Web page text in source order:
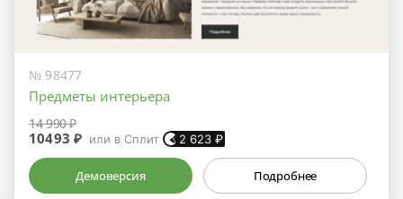
№ 98477
Предметы интерьера
14 990 ₽
10493 ₽ или в Сплит 2 623 ₽
Демоверсия Подробнее